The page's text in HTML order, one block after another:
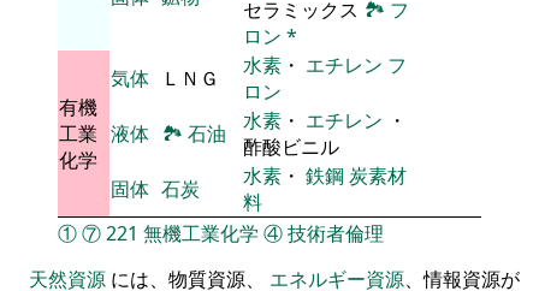
セラミックス 🏞 フ
ロン *
有機
工業
化学
気体 ＬＮＧ 水素 ・ エチレン フ
ロン
液体 🏞 石油 水素 ・ エチレン ・
酢酸ビニル
固体 石炭 水素 ・ 鉄鋼炭素材
料
①⑦221 無機工業化学 ④技術者倫理
天然資源 には、物質資源、 エネルギー資源、情報資源が